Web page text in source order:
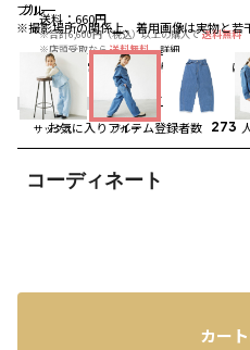
ブルー
※撮影場所の関係上、着用画像は実物と若
ブルー
ブルー
サックス ブルー
コーディネート
送料：660円
※合計6,600円（税込）以上の購入で送料無料
※店頭受取なら送料無料 詳細
配送 ： 通常、ご注文より1～5営業日に
5.0（3）レビューを見る
お気に入りアイテム登録者数 273
カー